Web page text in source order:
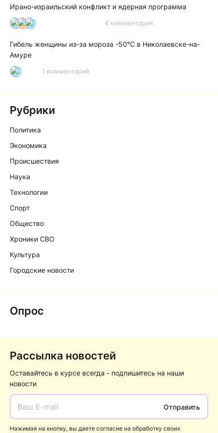
Ирано-израильский конфликт и ядерная программа
И А А 4 комментария
Гибель женщины из-за мороза -50°C в Николаевске-на-
Амуре
Р 1 комментарий
Рубрики
Политика
Экономика
Происшествия
Наука
Технологии
Спорт
Общество
Хроники СВО
Культура
Городские новости
Опрос
Рассылка новостей
Оставайтесь в курсе всегда - подпишитесь на наши
новости
Отправить
Нажимая на кнопку, вы даете согласие на обработку своих